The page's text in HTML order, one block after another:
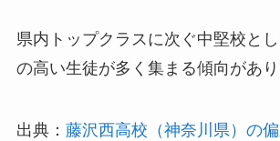
県内トップクラスに次ぐ中堅校と
の高い生徒が多く集まる傾向があり
出典： 藤沢西高校（神奈川県）の